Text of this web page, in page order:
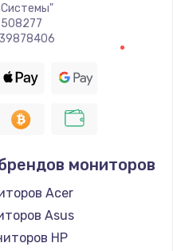
Wi-Fi модуля
мониторов
Acer
Asus
HP